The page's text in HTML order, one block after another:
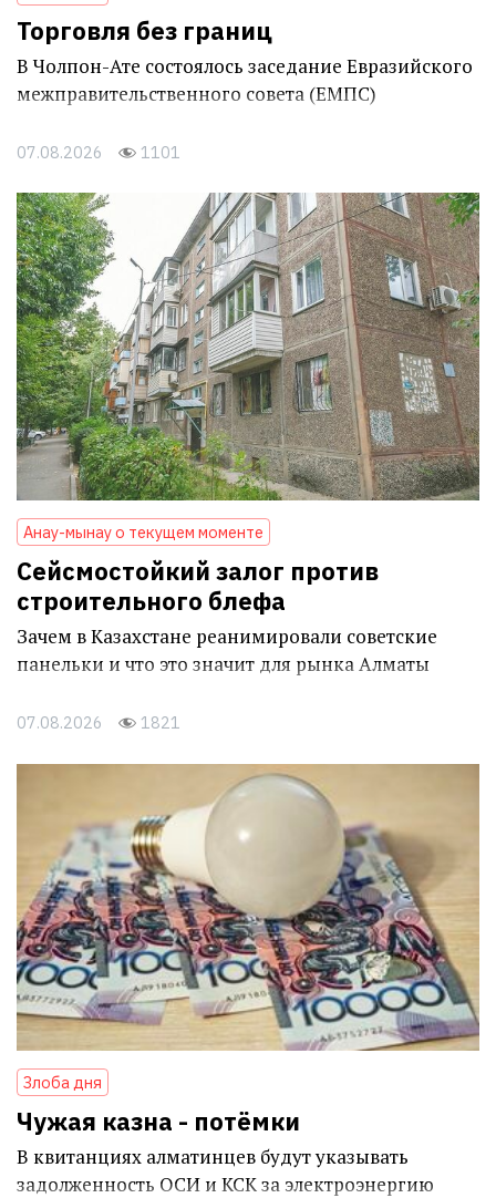
Торговля без границ
В Чолпон-Ате состоялось заседание Евразийского
межправительственного совета (ЕМПС)
07.08.2026 1101
Анау-мынау о текущем моменте
Сейсмостойкий залог против
строительного блефа
Зачем в Казахстане реанимировали советские
панельки и что это значит для рынка Алматы
07.08.2026 1821
Злоба дня
Чужая казна - потёмки
В квитанциях алматинцев будут указывать
задолженность ОСИ и КСК за электроэнергию